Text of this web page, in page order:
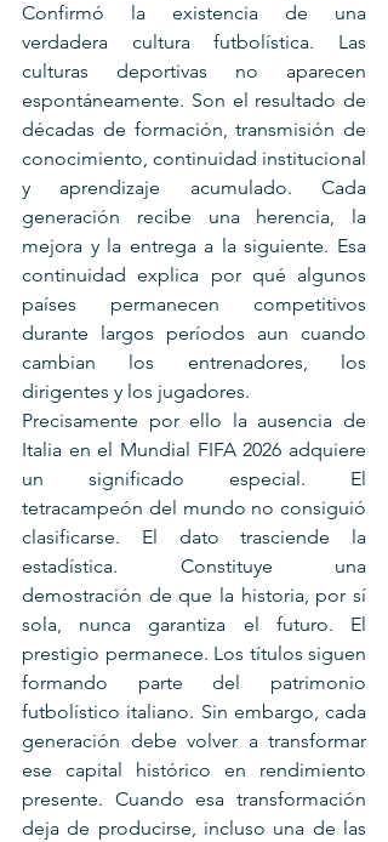
Confirmó la existencia de una
verdadera cultura futbolística. Las
culturas deportivas no aparecen
espontáneamente. Son el resultado de
décadas de formación, transmisión de
conocimiento, continuidad institucional
y aprendizaje acumulado. Cada
generación recibe una herencia, la
mejora y la entrega a la siguiente. Esa
continuidad explica por qué algunos
países permanecen competitivos
durante largos períodos aun cuando
cambian los entrenadores, los
dirigentes y los jugadores.
Precisamente por ello la ausencia de
Italia en el Mundial FIFA 2026 adquiere
un significado especial. El
tetracampeón del mundo no consiguió
clasificarse. El dato trasciende la
estadística. Constituye una
demostración de que la historia, por sí
sola, nunca garantiza el futuro. El
prestigio permanece. Los títulos siguen
formando parte del patrimonio
futbolístico italiano. Sin embargo, cada
generación debe volver a transformar
ese capital histórico en rendimiento
presente. Cuando esa transformación
deja de producirse, incluso una de las